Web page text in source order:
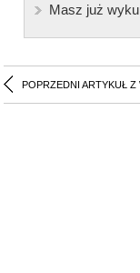
Masz już
POPRZEDNI ARTYKUŁ Z